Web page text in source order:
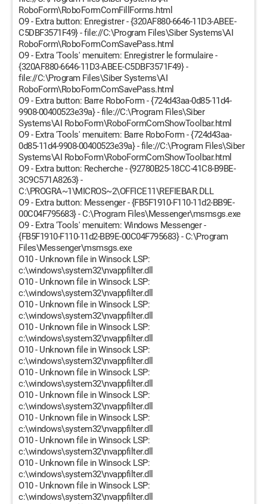
RoboForm\RoboFormComFillForms.html
O9 - Extra button: Enregistrer - {320AF880-6646-11D3-ABEE-
C5DBF3571F49} - file://C:\Program Files\Siber Systems\AI
RoboForm\RoboFormComSavePass.html
O9 - Extra 'Tools' menuitem: Enregistrer le formulaire -
{320AF880-6646-11D3-ABEE-C5DBF3571F49} -
file://C:\Program Files\Siber Systems\AI
RoboForm\RoboFormComSavePass.html
O9 - Extra button: Barre RoboForm - {724d43aa-0d85-11d4-
9908-00400523e39a} - file://C:\Program Files\Siber
Systems\AI RoboForm\RoboFormComShowToolbar.html
O9 - Extra 'Tools' menuitem: Barre RoboForm - {724d43aa-
0d85-11d4-9908-00400523e39a} - file://C:\Program Files\Siber
Systems\AI RoboForm\RoboFormComShowToolbar.html
O9 - Extra button: Recherche - {92780B25-18CC-41C8-B9BE-
3C9C571A8263} -
C:\PROGRA~1\MICROS~2\OFFICE11\REFIEBAR.DLL
O9 - Extra button: Messenger - {FB5F1910-F110-11d2-BB9E-
00C04F795683} - C:\Program Files\Messenger\msmsgs.exe
O9 - Extra 'Tools' menuitem: Windows Messenger -
{FB5F1910-F110-11d2-BB9E-00C04F795683} - C:\Program
Files\Messenger\msmsgs.exe
O10 - Unknown file in Winsock LSP:
c:\windows\system32\nvappfilter.dll
O10 - Unknown file in Winsock LSP:
c:\windows\system32\nvappfilter.dll
O10 - Unknown file in Winsock LSP:
c:\windows\system32\nvappfilter.dll
O10 - Unknown file in Winsock LSP:
c:\windows\system32\nvappfilter.dll
O10 - Unknown file in Winsock LSP:
c:\windows\system32\nvappfilter.dll
O10 - Unknown file in Winsock LSP:
c:\windows\system32\nvappfilter.dll
O10 - Unknown file in Winsock LSP:
c:\windows\system32\nvappfilter.dll
O10 - Unknown file in Winsock LSP:
c:\windows\system32\nvappfilter.dll
O10 - Unknown file in Winsock LSP:
c:\windows\system32\nvappfilter.dll
O10 - Unknown file in Winsock LSP:
c:\windows\system32\nvappfilter.dll
O10 - Unknown file in Winsock LSP:
c:\windows\system32\nvappfilter.dll